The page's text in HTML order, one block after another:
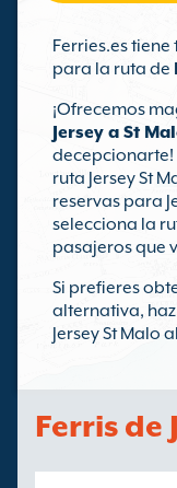
Ferries.es
para la ruta de
¡Ofrecemos
Jersey a St
decepcionarte!
ruta Jersey St
reservas para
selecciona la
pasajeros que
Si prefieres
alternativa, haz
Jersey St Malo
Ferris de